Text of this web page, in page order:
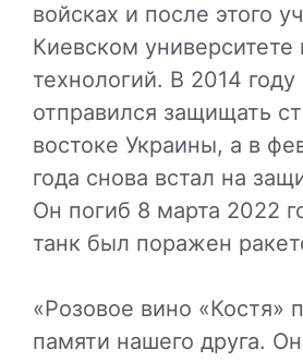
войсках и после этого
Киевском
технологий. В 2014 году
отправился защищать
востоке Украины, а в
года снова встал на
Он погиб 8 марта 2022
танк был поражен
«Розовое вино «Костя»
памяти нашего друга.